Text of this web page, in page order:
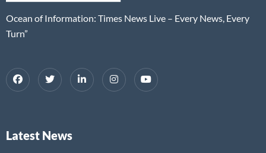
Ocean of Information: Times News Live – Every News, Every
Turn”
Latest News